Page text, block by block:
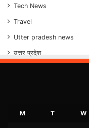
Tech News
Travel
Utter pradesh news
उत्तर प्रदेश
M T W